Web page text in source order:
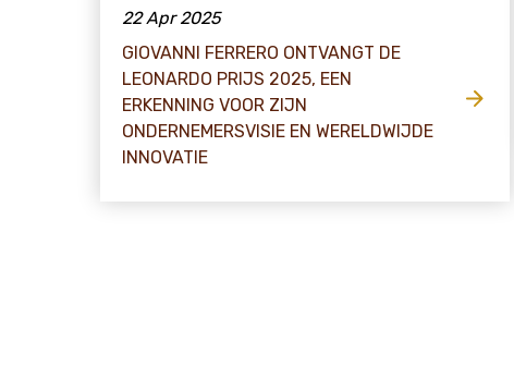
22 Apr 2025
GIOVANNI FERRERO ONTVANGT DE
LEONARDO PRIJS 2025, EEN
ERKENNING VOOR ZIJN
ONDERNEMERSVISIE EN WERELDWIJDE
INNOVATIE